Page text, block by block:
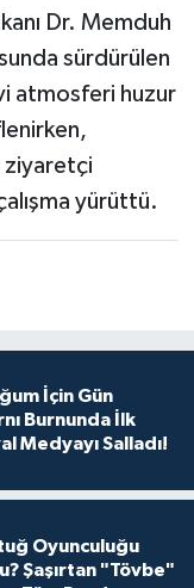
Dr. Memduh
sürdürülen
atmosferi huzur
ziyaretçi
yürüttü.
İçin Gün
Burnunda İlk
Medyayı Salladı!
Oyunculuğu
Şaşırtan "Tövbe"